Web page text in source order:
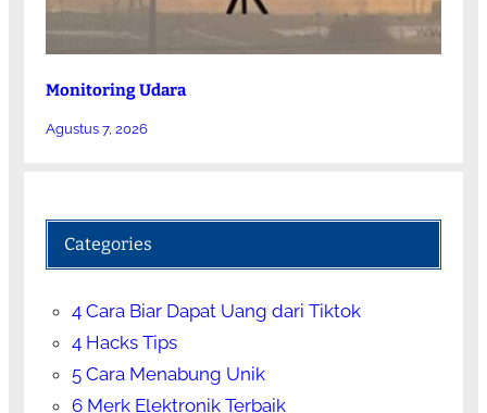
Monitoring Udara
Agustus 7, 2026
Categories
4 Cara Biar Dapat Uang dari Tiktok
4 Hacks Tips
5 Cara Menabung Unik
6 Merk Elektronik Terbaik